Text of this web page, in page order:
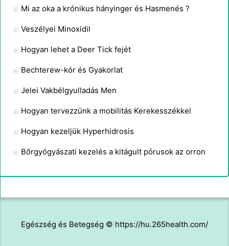
Mi az oka a krónikus hányinger és Hasmenés ?
Veszélyei Minoxidil
Hogyan lehet a Deer Tick fejét
Bechterew-kór és Gyakorlat
Jelei Vakbélgyulladás Men
Hogyan tervezzünk a mobilitás Kerekesszékkel
Hogyan kezeljük Hyperhidrosis
Bőrgyógyászati ​​kezelés a kitágult pórusok az orron
Egészség és Betegség © https://hu.265health.com/